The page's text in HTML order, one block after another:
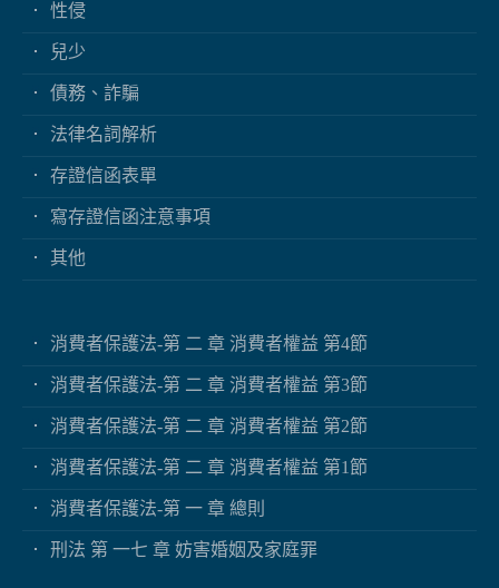
性侵
兒少
債務、詐騙
法律名詞解析
存證信函表單
寫存證信函注意事項
其他
消費者保護法-第 二 章 消費者權益 第4節
消費者保護法-第 二 章 消費者權益 第3節
消費者保護法-第 二 章 消費者權益 第2節
消費者保護法-第 二 章 消費者權益 第1節
消費者保護法-第 一 章 總則
刑法 第 一七 章 妨害婚姻及家庭罪